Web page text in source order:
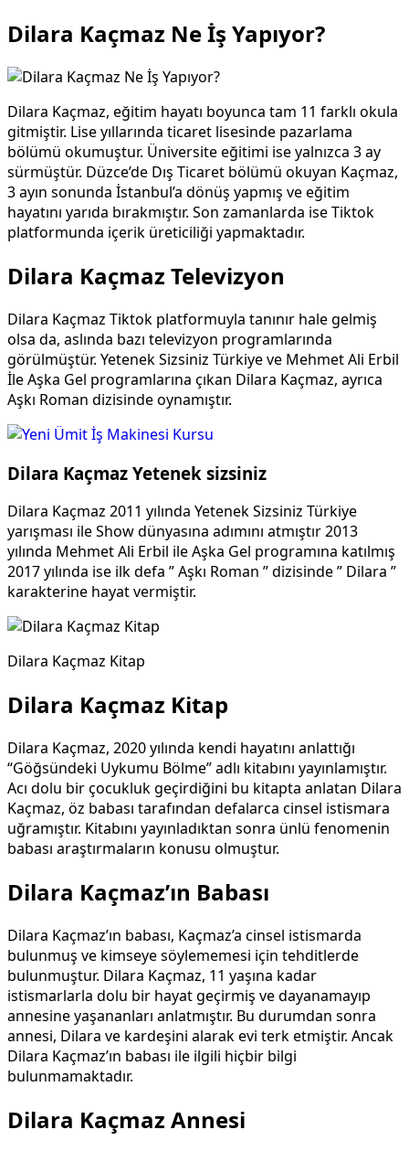
Dilara Kaçmaz Ne İş Yapıyor?
Dilara Kaçmaz, eğitim hayatı boyunca tam 11 farklı okula
gitmiştir. Lise yıllarında ticaret lisesinde pazarlama
bölümü okumuştur. Üniversite eğitimi ise yalnızca 3 ay
sürmüştür. Düzce’de Dış Ticaret bölümü okuyan Kaçmaz,
3 ayın sonunda İstanbul’a dönüş yapmış ve eğitim
hayatını yarıda bırakmıştır. Son zamanlarda ise Tiktok
platformunda içerik üreticiliği yapmaktadır.
Dilara Kaçmaz Televizyon
Dilara Kaçmaz Tiktok platformuyla tanınır hale gelmiş
olsa da, aslında bazı televizyon programlarında
görülmüştür. Yetenek Sizsiniz Türkiye ve Mehmet Ali Erbil
İle Aşka Gel programlarına çıkan Dilara Kaçmaz, ayrıca
Aşkı Roman dizisinde oynamıştır.
Dilara Kaçmaz Yetenek sizsiniz
Dilara Kaçmaz 2011 yılında Yetenek Sizsiniz Türkiye
yarışması ile Show dünyasına adımını atmıştır 2013
yılında Mehmet Ali Erbil ile Aşka Gel programına katılmış
2017 yılında ise ilk defa ” Aşkı Roman ” dizisinde ” Dilara ”
karakterine hayat vermiştir.
Dilara Kaçmaz Kitap
Dilara Kaçmaz Kitap
Dilara Kaçmaz, 2020 yılında kendi hayatını anlattığı
“Göğsündeki Uykumu Bölme” adlı kitabını yayınlamıştır.
Acı dolu bir çocukluk geçirdiğini bu kitapta anlatan Dilara
Kaçmaz, öz babası tarafından defalarca cinsel istismara
uğramıştır. Kitabını yayınladıktan sonra ünlü fenomenin
babası araştırmaların konusu olmuştur.
Dilara Kaçmaz’ın Babası
Dilara Kaçmaz’ın babası, Kaçmaz’a cinsel istismarda
bulunmuş ve kimseye söylememesi için tehditlerde
bulunmuştur. Dilara Kaçmaz, 11 yaşına kadar
istismarlarla dolu bir hayat geçirmiş ve dayanamayıp
annesine yaşananları anlatmıştır. Bu durumdan sonra
annesi, Dilara ve kardeşini alarak evi terk etmiştir. Ancak
Dilara Kaçmaz’ın babası ile ilgili hiçbir bilgi
bulunmamaktadır.
Dilara Kaçmaz Annesi